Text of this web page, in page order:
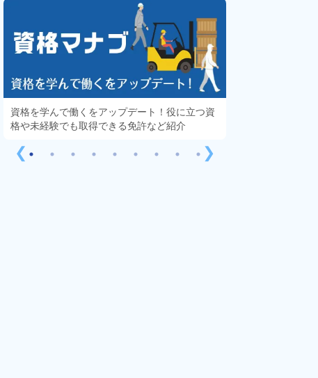
❮
資格を学んで働くをアップデート！役に立つ資
格や未経験でも取得できる免許など紹介
❯